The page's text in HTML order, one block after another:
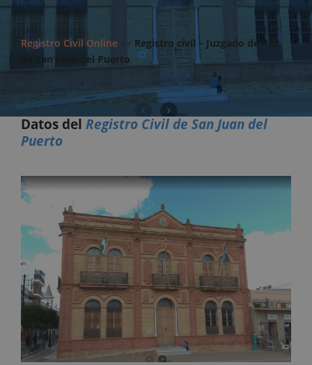
Registro Civil Online >> Registro civil – Juzgado de Paz
de San Juan del Puerto
Datos del Registro Civil de San Juan del
Puerto